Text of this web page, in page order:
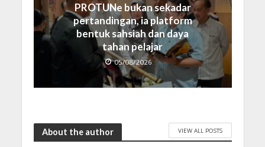
PROTUNe bukan sekadar
pertandingan, ia platform
bentuk sahsiah dan daya
tahan pelajar
05/08/2026
About the author VIEW ALL POSTS